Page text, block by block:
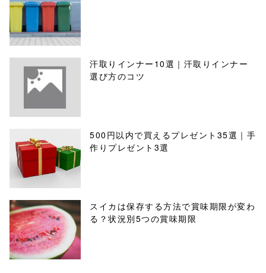
汗取りインナー10選｜汗取りインナー
選び方のコツ
500円以内で買えるプレゼント35選｜手
作りプレゼント3選
スイカは保存する方法で賞味期限が変わ
る？状況別5つの賞味期限